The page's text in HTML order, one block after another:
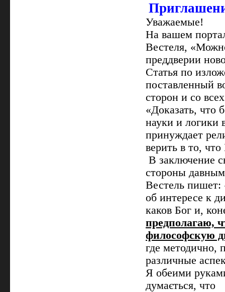
Уважаемые!
На вашем
Вестеля,
преддверии
Статья по
поставленный
сторон и со
«Доказать, что
науки и логики
принуждает
верить в то, что
В заключение
стороны
Вестель пишет:
об интересе к
каков Бог и,
предполагаю,
философскую
где методично,
различные
Я обеими
думається, что